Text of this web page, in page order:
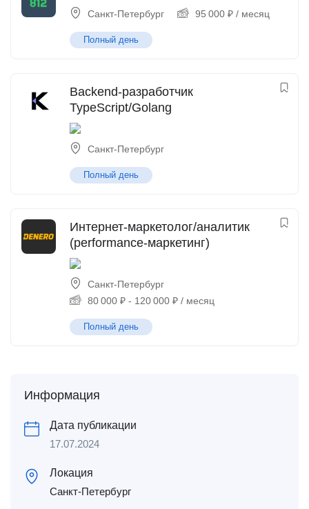
Санкт-Петербург 95 000 ₽ / месяц
Полный день
Backend-разработчик
TypeScript/Golang
Санкт-Петербург
Полный день
Интернет-маркетолог/аналитик
(performance-маркетинг)
Санкт-Петербург
80 000 ₽ - 120 000 ₽ / месяц
Полный день
Информация
Дата публикации
17.07.2024
Локация
Санкт-Петербург